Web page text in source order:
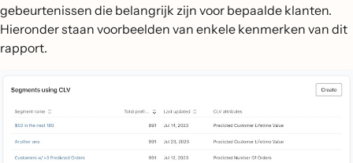
gebeurtenissen die belangrijk zijn voor bepaalde klanten.
Hieronder staan voorbeelden van enkele kenmerken van dit
rapport.